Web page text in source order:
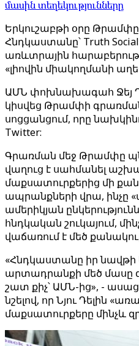
մասին տեղեկությունները
Երկուշաբթի օրը
Հնդկաստանը՝ Truth
առևտրային
«լիովին միակողմանի
ԱՄՆ փոխնախագահ Ջեյ
կիսվեց Թրամփի
սոցցանցում, որը
Twitter:
Գրառման մեջ Թրամփը
վաղուց է սահմանել
մաքսատուրքերից մի
ապրանքների վրա, ինչը
ամերիկյան
հնդկական շուկայում,
վաճառում է մեծ
«Հնդկաստանը իր
արտադրանքի մեծ մասը
շատ քիչ՝ ԱՄՆ-ից», -
նշելով, որ Նյու Դելին
մաքսատուրքերը մինչև